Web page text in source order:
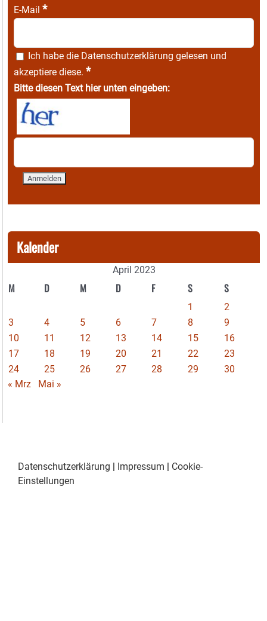
E-Mail *
Ich habe die Datenschutzerklärung gelesen und
akzeptiere diese. *
Bitte diesen Text hier unten eingeben:
Kalender
April 2023
M D M D F S S
1
2
3
4 5 6 7 8
9
10
11 12 13 14 15
16
17
18 19 20 21 22
23
24
25 26 27 28 29
30
« Mrz
Mai »
Datenschutzerklärung | Impressum | Cookie-
Einstellungen